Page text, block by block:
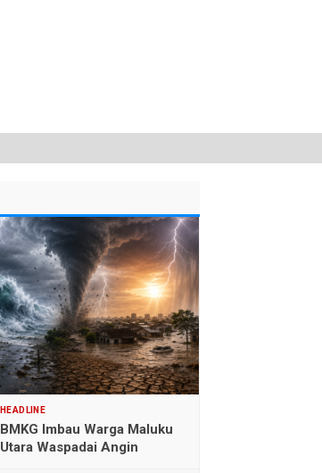
HEADLINE
BMKG Imbau Warga Maluku
Utara Waspadai Angin